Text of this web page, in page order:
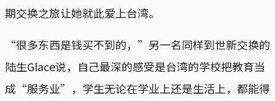
期交换之旅让她就此爱上台湾。
“很多东西是钱买不到的，”另一名同样到世新交换的
陆生Glace说，自己最深的感受是台湾的学校把教育当
成“服务业”，学生无论在学业上还是生活上，都能得